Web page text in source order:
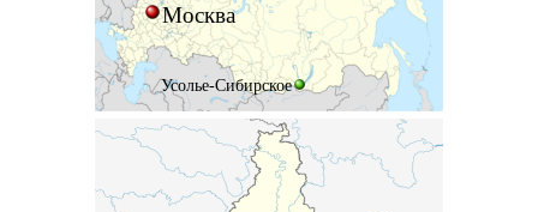
Усолье-Сибирское
Москва